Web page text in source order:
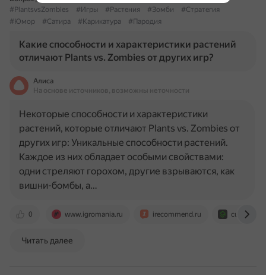
#PlantsvsZombies
#Игры #Растения #Зомби
#Стратегия
#Юмор
#Сатира #Карикатура #Пародия
Какие способности и характеристики растений
отличают Plants vs. Zombies от других игр?
Алиса
На основе источников, возможны неточности
0 www.igromania.ru irecommend.ru cubiq.ru
Некоторые способности и характеристики
растений, которые отличают Plants vs. Zombies от
других игр: Уникальные способности растений.
Каждое из них обладает особыми свойствами:
одни стреляют горохом, другие взрываются, как
вишни-бомбы, а…
Читать далее